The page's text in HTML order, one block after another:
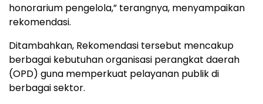
honorarium pengelola,” terangnya, menyampaikan
rekomendasi.
Ditambahkan, Rekomendasi tersebut mencakup
berbagai kebutuhan organisasi perangkat daerah
(OPD) guna memperkuat pelayanan publik di
berbagai sektor.